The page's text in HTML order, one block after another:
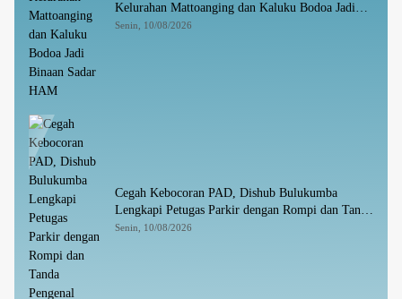
Kelurahan Mattoanging dan Kaluku Bodoa Jadi
Binaan Sadar HAM
Senin, 10/08/2026
Cegah Kebocoran PAD, Dishub Bulukumba
Lengkapi Petugas Parkir dengan Rompi dan Tanda
Pengenal
Senin, 10/08/2026